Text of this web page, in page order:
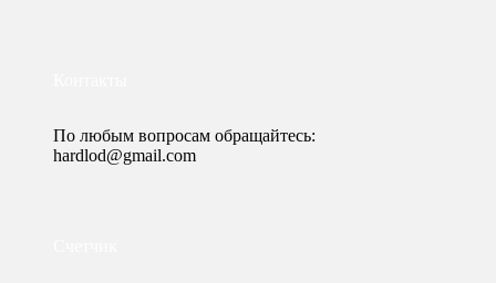
По любым вопросам обращайтесь:
hardlod@gmail.com